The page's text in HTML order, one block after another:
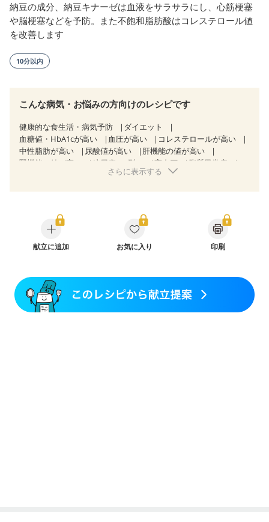
納豆の成分、納豆キナーゼは血液をサラサラにし、心筋梗塞
や脳梗塞などを予防。また不飽和脂肪酸はコレステロール値
を改善します
10分以内
こんな病気・お悩みの方向けのレシピです
健康的な食生活・病気予防
ダイエット
血糖値・HbA1cが高い
血圧が高い
コレステロールが高い
中性脂肪が高い
尿酸値が高い
肝機能の値が高い
腎機能の値が高い
糖尿病（2型） 高血圧
脂質異常症
狭心症 心筋梗塞
CKD（ステージ１）
CKD（ステージ２）
乳がん（抗がん剤治療中）
乳がん（ホルモン療法中）
乳がん（放射線治療中）
乾癬
フレイル（年齢に合わせた体作り）
貧血対策
ニキビ・肌荒れ 妊活中 更年期
さらに表示する
献立に追加 お気に入り 印刷